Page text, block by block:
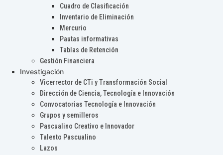
Cuadro de Clasificación
Inventario de Eliminación
Mercurio
Pautas informativas
Tablas de Retención
Gestión Financiera
Investigación
Vicerrector de CTi y Transformación Social
Dirección de Ciencia, Tecnología e Innovación
Convocatorias Tecnología e Innovación
Grupos y semilleros
Pascualino Creativo e Innovador
Talento Pascualino
Lazos